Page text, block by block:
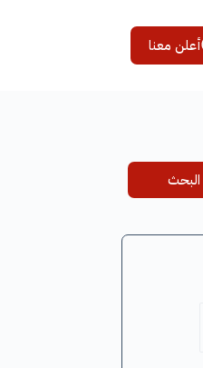
أعلن معنا
البحث